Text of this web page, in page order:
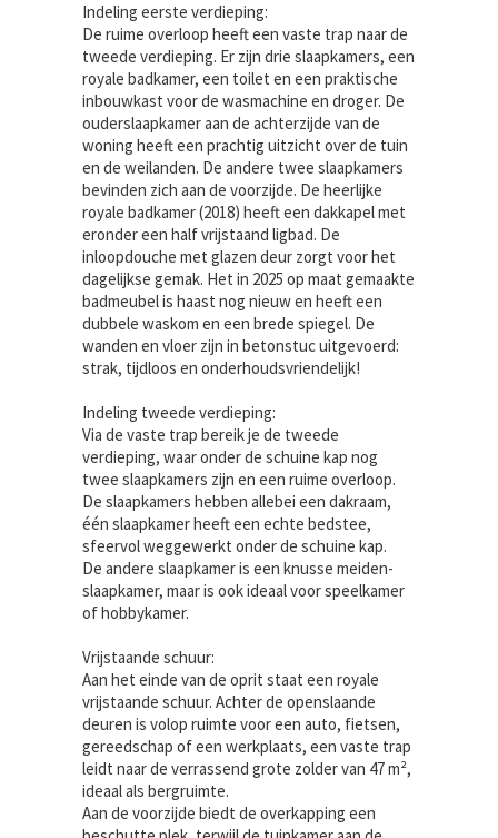
Indeling eerste verdieping:
De ruime overloop heeft een vaste trap naar de
tweede verdieping. Er zijn drie slaapkamers, een
royale badkamer, een toilet en een praktische
inbouwkast voor de wasmachine en droger. De
ouderslaapkamer aan de achterzijde van de
woning heeft een prachtig uitzicht over de tuin
en de weilanden. De andere twee slaapkamers
bevinden zich aan de voorzijde. De heerlijke
royale badkamer (2018) heeft een dakkapel met
eronder een half vrijstaand ligbad. De
inloopdouche met glazen deur zorgt voor het
dagelijkse gemak. Het in 2025 op maat gemaakte
badmeubel is haast nog nieuw en heeft een
dubbele waskom en een brede spiegel. De
wanden en vloer zijn in betonstuc uitgevoerd:
strak, tijdloos en onderhoudsvriendelijk!
Indeling tweede verdieping:
Via de vaste trap bereik je de tweede
verdieping, waar onder de schuine kap nog
twee slaapkamers zijn en een ruime overloop.
De slaapkamers hebben allebei een dakraam,
één slaapkamer heeft een echte bedstee,
sfeervol weggewerkt onder de schuine kap.
De andere slaapkamer is een knusse meiden-
slaapkamer, maar is ook ideaal voor speelkamer
of hobbykamer.
Vrijstaande schuur:
Aan het einde van de oprit staat een royale
vrijstaande schuur. Achter de openslaande
deuren is volop ruimte voor een auto, fietsen,
gereedschap of een werkplaats, een vaste trap
leidt naar de verrassend grote zolder van 47 m²,
ideaal als bergruimte.
Aan de voorzijde biedt de overkapping een